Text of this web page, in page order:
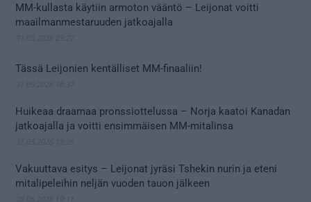
MM-kullasta käytiin armoton vääntö – Leijonat voitti
maailmanmestaruuden jatkoajalla
Tässä Leijonien kentälliset MM-finaaliin!
Huikeaa draamaa pronssiottelussa – Norja kaatoi Kanadan
jatkoajalla ja voitti ensimmäisen MM-mitalinsa
Vakuuttava esitys – Leijonat jyräsi Tshekin nurin ja eteni
mitalipeleihin neljän vuoden tauon jälkeen